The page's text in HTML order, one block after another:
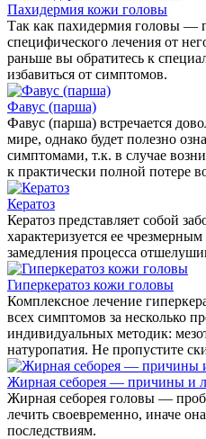
Пахидермия кожи головы
Так как пахидермия головы —
специфического лечения от
раньше вы обратитесь к
избавиться от симптомов.
Фавус (парша)
Фавус (парша) встречается
мире, однако будет полезно
симптомами, т.к. в случае
к практически полной потере
Кератоз
Кератоз представляет собой
характеризуется ее
замедления процесса
Гиперкератоз кожи головы
Комплексное лечение
всех симптомов за несколько
индивидуальных методик:
натуропатия. Не пропустите
Жирная себорея — причины и
Жирная себорея головы —
лечить своевременно, иначе
последствиям.